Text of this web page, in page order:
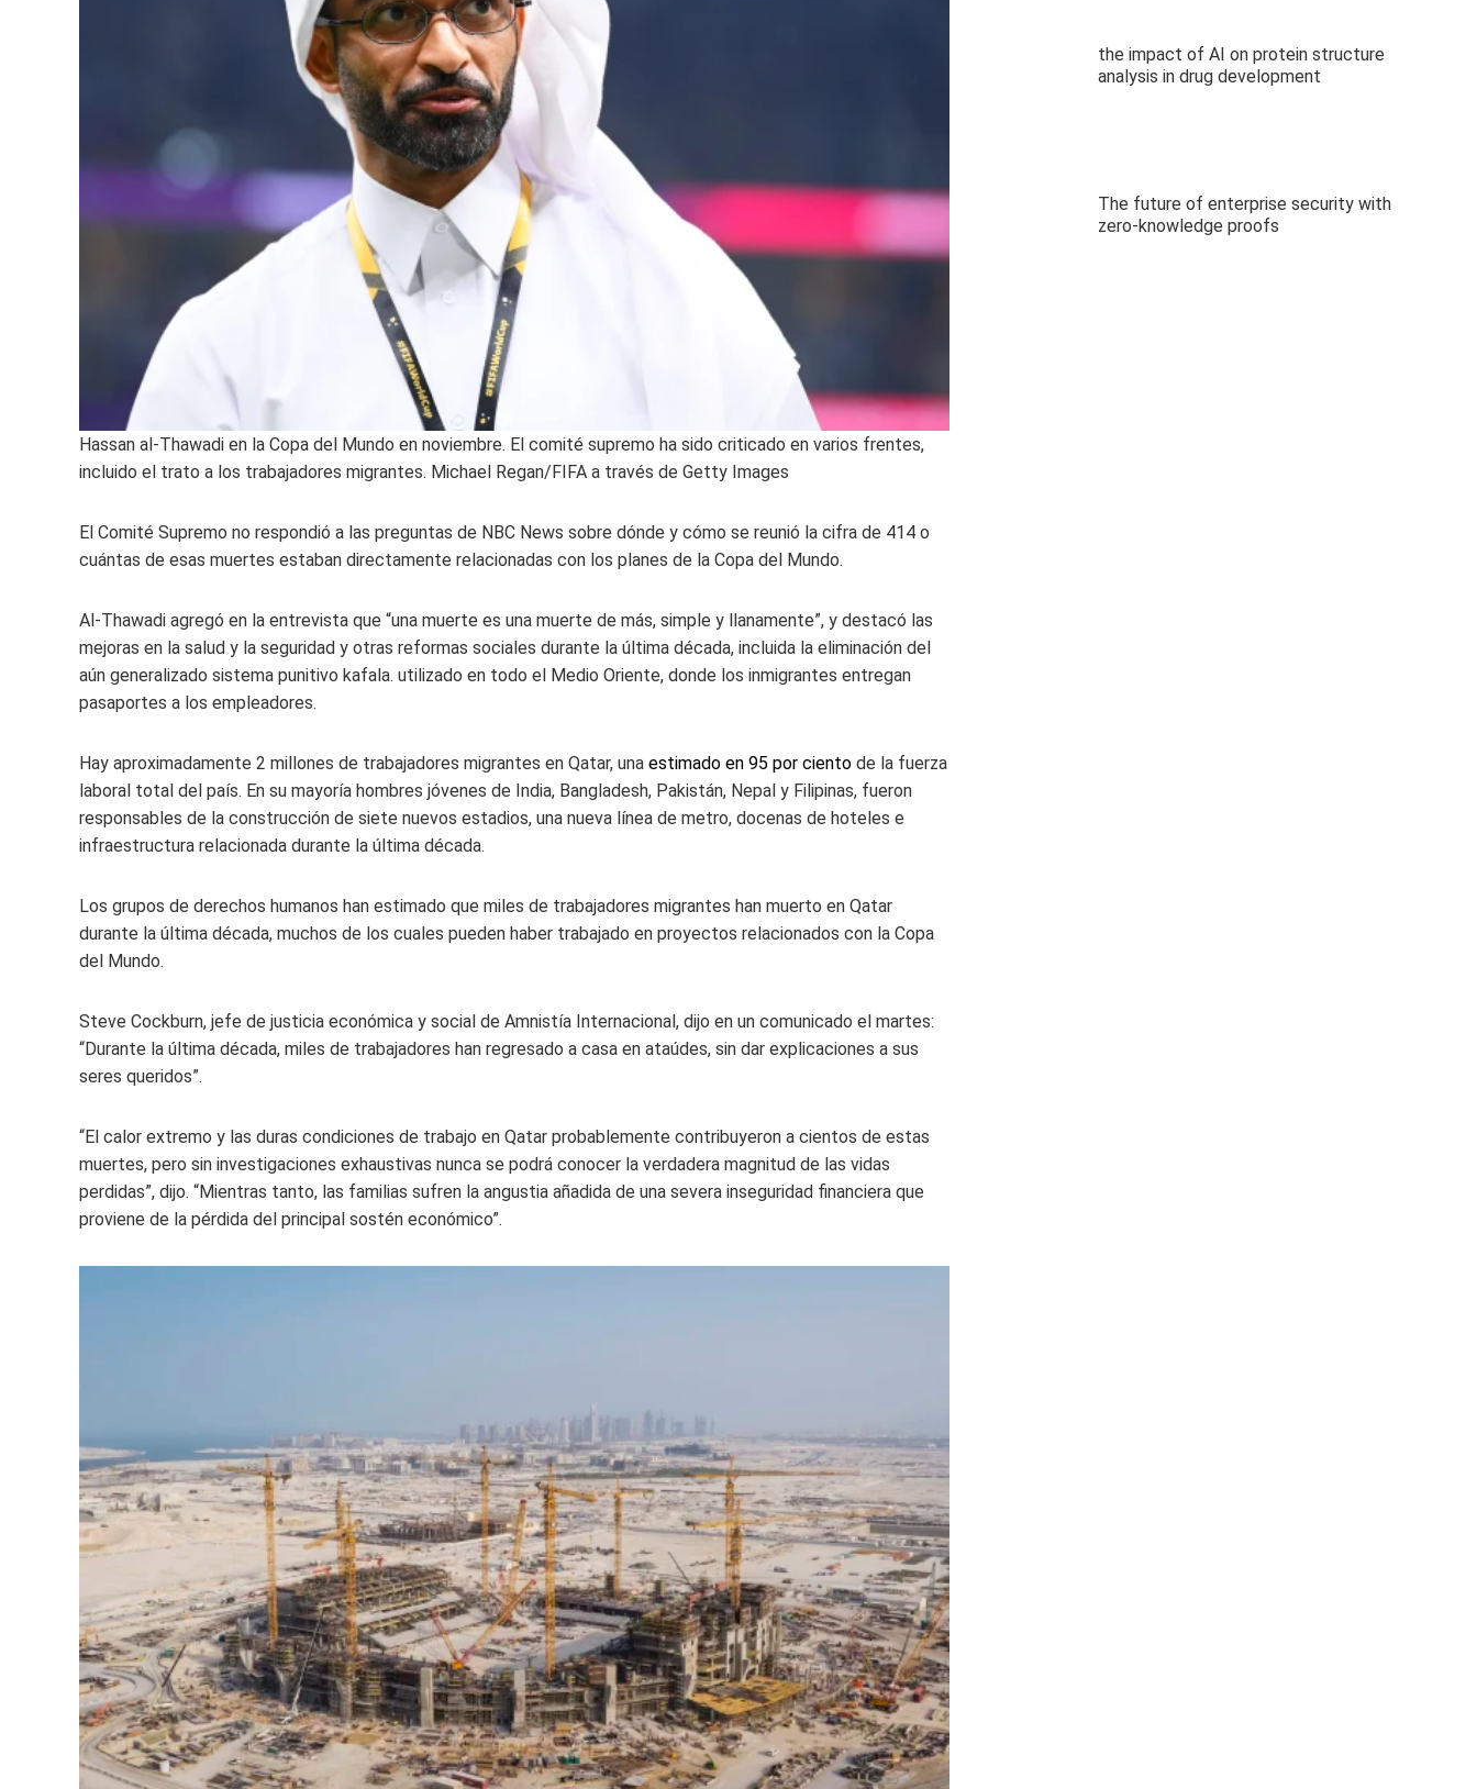
Hassan al-Thawadi en la Copa del Mundo en noviembre. El comité supremo ha sido criticado en varios frentes,
incluido el trato a los trabajadores migrantes. Michael Regan/FIFA a través de Getty Images
El Comité Supremo no respondió a las preguntas de NBC News sobre dónde y cómo se reunió la cifra de 414 o
cuántas de esas muertes estaban directamente relacionadas con los planes de la Copa del Mundo.
Al-Thawadi agregó en la entrevista que “una muerte es una muerte de más, simple y llanamente”, y destacó las
mejoras en la salud y la seguridad y otras reformas sociales durante la última década, incluida la eliminación del
aún generalizado sistema punitivo kafala. utilizado en todo el Medio Oriente, donde los inmigrantes entregan
pasaportes a los empleadores.
Hay aproximadamente 2 millones de trabajadores migrantes en Qatar, una estimado en 95 por ciento de la fuerza
laboral total del país. En su mayoría hombres jóvenes de India, Bangladesh, Pakistán, Nepal y Filipinas, fueron
responsables de la construcción de siete nuevos estadios, una nueva línea de metro, docenas de hoteles e
infraestructura relacionada durante la última década.
Los grupos de derechos humanos han estimado que miles de trabajadores migrantes han muerto en Qatar
durante la última década, muchos de los cuales pueden haber trabajado en proyectos relacionados con la Copa
del Mundo.
Steve Cockburn, jefe de justicia económica y social de Amnistía Internacional, dijo en un comunicado el martes:
“Durante la última década, miles de trabajadores han regresado a casa en ataúdes, sin dar explicaciones a sus
seres queridos”.
“El calor extremo y las duras condiciones de trabajo en Qatar probablemente contribuyeron a cientos de estas
muertes, pero sin investigaciones exhaustivas nunca se podrá conocer la verdadera magnitud de las vidas
perdidas”, dijo. “Mientras tanto, las familias sufren la angustia añadida de una severa inseguridad financiera que
proviene de la pérdida del principal sostén económico”.
the impact of AI on protein structure
analysis in drug development
The future of enterprise security with
zero-knowledge proofs